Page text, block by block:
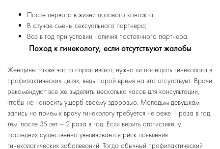
После первого в жизни полового контакта;
В случае смены сексуального партнера;
Ваз в год при условии наличия постоянного партнера.
Поход к гинекологу, если отсутствуют жалобы
Женщины также часто спрашивают, нужно ли посещать гинеколога в
профилактических целях, ведь порой время на это отсутствует. Врачи
рекомендуют все же выделить несколько часов для консультации,
чтобы не наносить ущерб своему здоровью. Молодым девушкам
запись на прием к врачу гинекологу требуется не реже 1 раза в год,
тем, после 35 лет – 2 раза в год. Если верить статистике, у
последних существенно увеличивается риск появления
гинекологических заболеваний. Тогда обычный профилактический